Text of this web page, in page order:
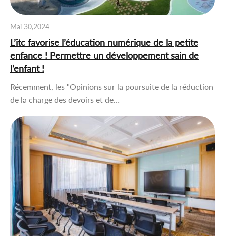
Mai 30,2024
L’itc favorise l’éducation numérique de la petite
enfance ! Permettre un développement sain de
l’enfant !
Récemment, les "Opinions sur la poursuite de la réduction
de la charge des devoirs et de…